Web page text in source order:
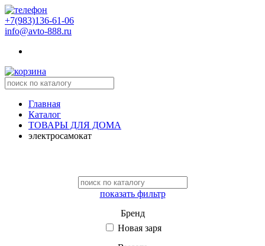
+7(983)136-61-06
info@avto-888.ru
Главная
Каталог
ТОВАРЫ ДЛЯ ДОМА
электросамокат
показать фильтр
Бренд
Новая заря